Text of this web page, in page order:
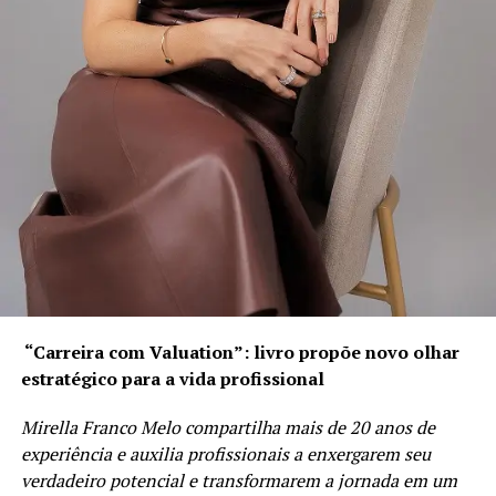
BRASIL DAS INJUSTIÇAS… E O POVO PAGA A CONTA.
“Carreira com Valuation”: livro propõe novo olhar
estratégico para a vida profissional
Mirella Franco Melo compartilha mais de 20 anos de
experiência e auxilia profissionais a enxergarem seu
verdadeiro potencial e transformarem a jornada em um